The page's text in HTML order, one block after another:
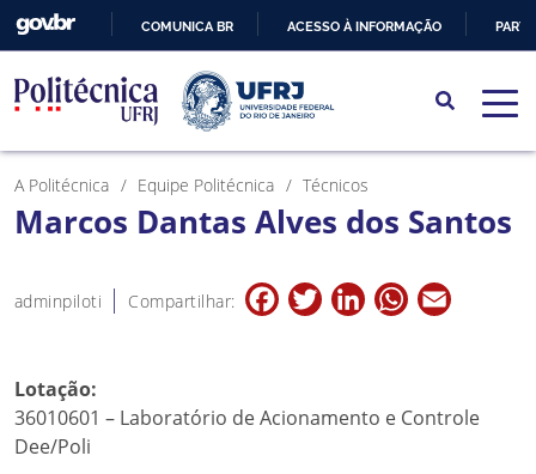
PARA
O
CONTEÚDO
COMUNICA BR ACESSO À INFORMAÇÃO
A Politécnica Equipe Politécnica Técnicos
Marcos Dantas Alves dos Santos
adminpiloti Compartilhar: Facebook
TwitterLinkedInWhatsApp
Email
Lotação:
36010601 – Laboratório de Acionamento e Controle
Dee/Poli